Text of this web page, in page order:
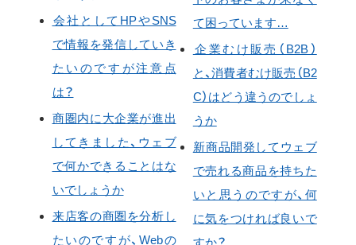
会社としてHPやSNS
で情報を発信していき
たいのですが注意点
は？
商圏内に大企業が進出
してきました、ウェブ
で何かできることはな
いでしょうか
来店客の商圏を分析し
たいのですが、Webの
て困っています…
企業むけ販売（B2B）
と、消費者むけ販売（B2
C）はどう違うのでしょ
うか
新商品開発してウェブ
で売れる商品を持ちた
いと思うのですが、何
に気をつければ良いで
すか？